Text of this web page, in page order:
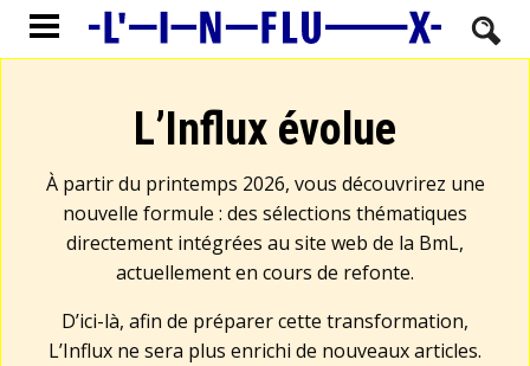
L’Influx évolue
À partir du printemps 2026, vous découvrirez une
nouvelle formule : des sélections thématiques
directement intégrées au site web de la BmL,
actuellement en cours de refonte.
D’ici-là, afin de préparer cette transformation,
L’Influx ne sera plus enrichi de nouveaux articles.